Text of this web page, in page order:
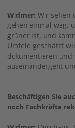
Widmer: Wir sehen
gehen einmal weg,
grüner ist, und
Umfeld geschätzt
dokumentieren und
auseinandergeht
Beschäftigen Sie
noch Fachkräfte